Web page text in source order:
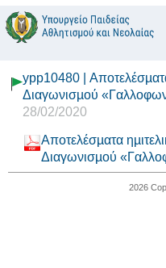
ypp10480 |
Διαγωνισµού
28/02/2020
Αποτελέσµατα
Διαγωνισµού
2026